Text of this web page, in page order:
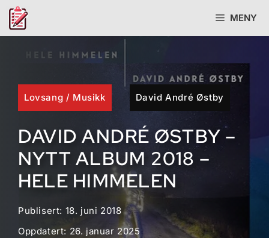
Hopp
MENY
Lovsang / Musikk David André Østby
DAVID ANDRÉ ØSTBY –
NYTT ALBUM 2018 –
HELE HIMMELEN
Publisert: 18. juni 2018
Oppdatert: 26. januar 2025